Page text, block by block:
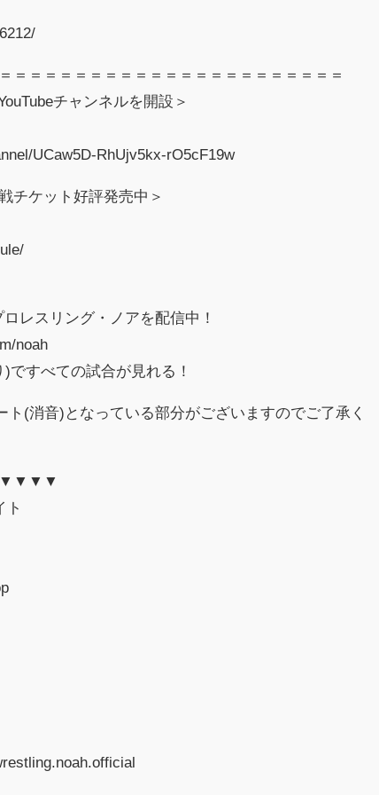
＝＝＝＝＝＝＝＝＝＝＝＝＝＝＝＝＝＝＝＝＝＝
チャンネルを開設＞
UCaw5D-RhUjv5kx-rO5cF19w
チケット好評発売中＞
レスリング・ノアを配信中！
noah
ですべての試合が見れる！
(消音)となっている部分がございますのでご了承く
ト